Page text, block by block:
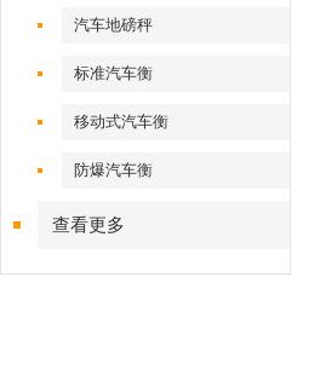
汽车地磅秤
标准汽车衡
移动式汽车衡
防爆汽车衡
查看更多